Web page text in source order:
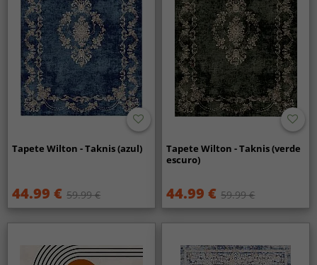
Tapete Wilton - Taknis (azul)
44.99 € 59.99 €
Tapete Wilton - Taknis (verde
escuro)
44.99 € 59.99 €